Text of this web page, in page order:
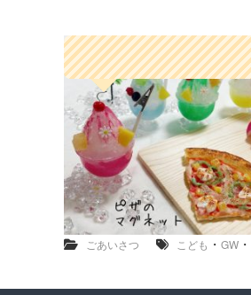
ごあいさつ こども ・ GW ・